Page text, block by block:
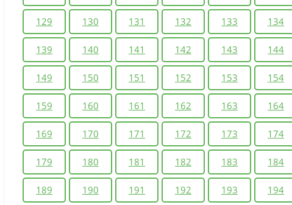
129 130 131 132 133 134
139 140 141 142 143 144
149 150 151 152 153 154
159 160 161 162 163 164
169 170 171 172 173 174
179 180 181 182 183 184
189 190 191 192 193 194